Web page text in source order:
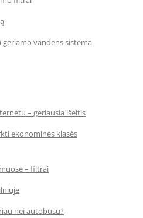
vandens sistema
– geriausia išeitis
ekonominės klasės
– filtrai
nei autobusu?